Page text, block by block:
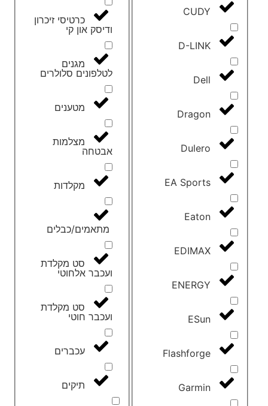
CUDY
D-LINK
Dell
Dragon
Dulero
EA Sports
Eaton
EDIMAX
ENERGY
ESun
Flashforge
Garmin
כרטיסי זיכרון
ודיסק און קי
מגנים
לטלפונים סלולרים
מטענים
מצלמות
אבטחה
מקלדות
מתאמים/כבלים
סט מקלדת
ועכבר אלחוטי
סט מקלדת
ועכבר חוטי
עכברים
תיקים